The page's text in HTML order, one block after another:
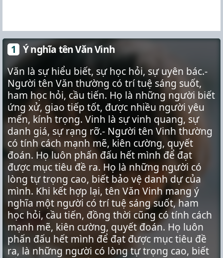
Ý nghĩa tên Văn Vinh
Văn là sự hiểu biết, sự học hỏi, sự uyên bác.-
Người tên Văn thường có trí tuệ sáng suốt,
ham học hỏi, cầu tiến. Họ là những người biết
ứng xử, giao tiếp tốt, được nhiều người yêu
mến, kính trọng. Vinh là sự vinh quang, sự
danh giá, sự rạng rỡ.- Người tên Vinh thường
có tính cách mạnh mẽ, kiên cường, quyết
đoán. Họ luôn phấn đấu hết mình để đạt
được mục tiêu đề ra. Họ là những người có
lòng tự trọng cao, biết bảo vệ danh dự của
mình. Khi kết hợp lại, tên Văn Vinh mang ý
nghĩa một người có trí tuệ sáng suốt, ham
học hỏi, cầu tiến, đồng thời cũng có tính cách
mạnh mẽ, kiên cường, quyết đoán. Họ luôn
phấn đấu hết mình để đạt được mục tiêu đề
ra, là những người có lòng tự trọng cao, biết